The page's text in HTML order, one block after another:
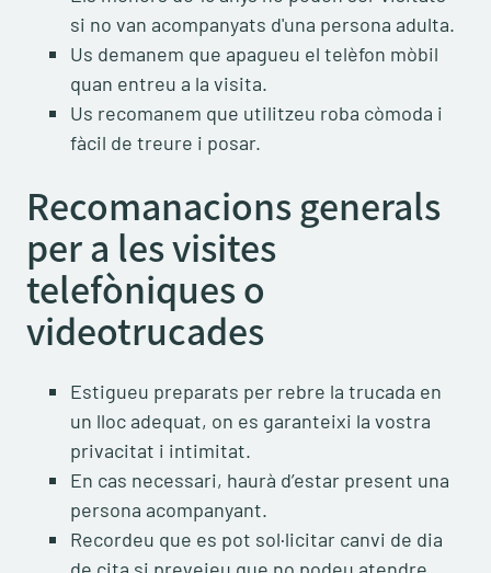
si no van acompanyats d'una persona adulta.
Us demanem que apagueu el telèfon mòbil
quan entreu a la visita.
Us recomanem que utilitzeu roba còmoda i
fàcil de treure i posar.
Recomanacions generals
per a lesvisites
telefòniques o
videotrucades
Estigueu preparats per rebre la trucada en
un lloc adequat, on es garanteixi la vostra
privacitat i intimitat.
En cas necessari, haurà d’estar present una
persona acompanyant.
Recordeu que es pot sol·licitar canvi de dia